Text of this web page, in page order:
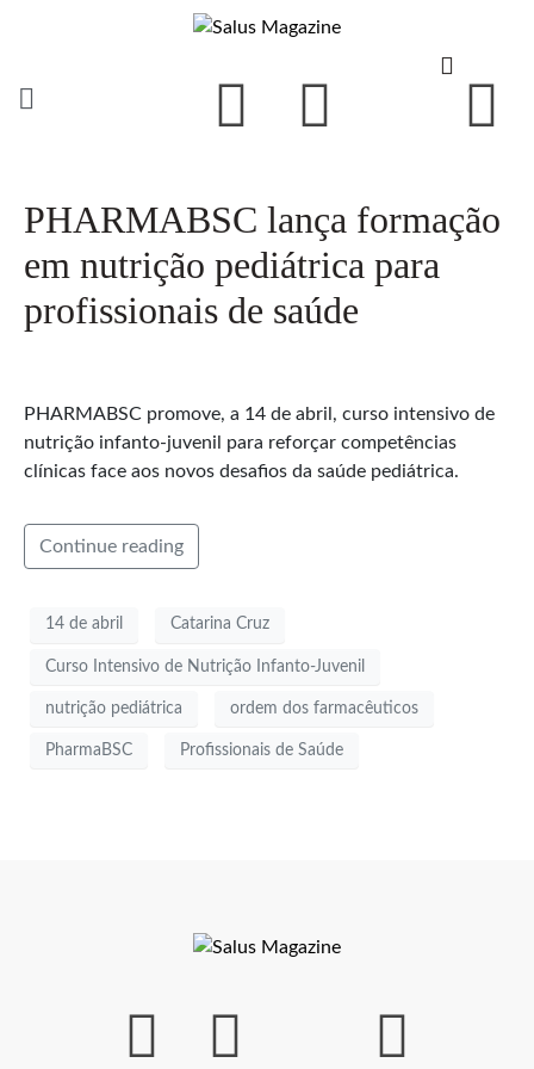
PHARMABSC lança formação
em nutrição pediátrica para
profissionais de saúde
PHARMABSC promove, a 14 de abril, curso intensivo de
nutrição infanto-juvenil para reforçar competências
clínicas face aos novos desafios da saúde pediátrica.
Continue reading
14 de abril Catarina Cruz
Curso Intensivo de Nutrição Infanto-Juvenil
nutrição pediátrica ordem dos farmacêuticos
PharmaBSC Profissionais de Saúde